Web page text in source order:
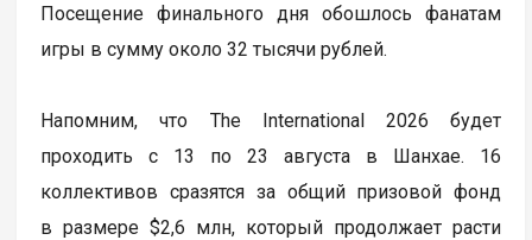
Посещение финального дня обошлось фанатам
игры в сумму около 32 тысячи рублей.
Напомним, что The International 2026 будет
проходить с 13 по 23 августа в Шанхае. 16
коллективов сразятся за общий призовой фонд
в размере $2,6 млн, который продолжает расти